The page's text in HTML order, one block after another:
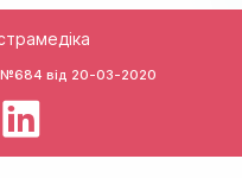
№684 від 20-03-2020